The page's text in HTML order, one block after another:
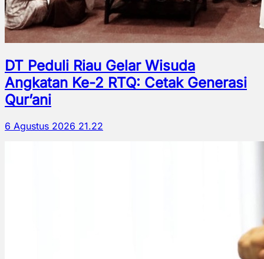
DT Peduli Riau Gelar Wisuda
Angkatan Ke-2 RTQ: Cetak Generasi
Qur’ani
6 Agustus 2026 21.22